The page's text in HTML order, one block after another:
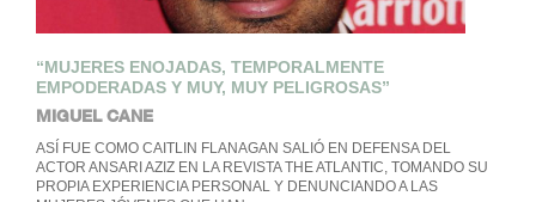
“MUJERES ENOJADAS, TEMPORALMENTE
EMPODERADAS Y MUY, MUY PELIGROSAS”
MIGUEL CANE
ASÍ FUE COMO CAITLIN FLANAGAN SALIÓ EN DEFENSA DEL
ACTOR ANSARI AZIZ EN LA REVISTA THE ATLANTIC, TOMANDO SU
PROPIA EXPERIENCIA PERSONAL Y DENUNCIANDO A LAS